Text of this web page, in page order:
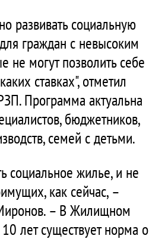
развивать социальную
граждан с невысоким
не могут позволить себе
ставках", отметил
Программа актуальна
бюджетников,
семей с детьми.
социальное жилье, и не
как сейчас, –
– В Жилищном
лет существует норма о